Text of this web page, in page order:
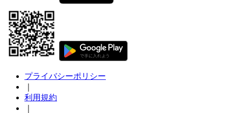
プライバシーポリシー
利用規約